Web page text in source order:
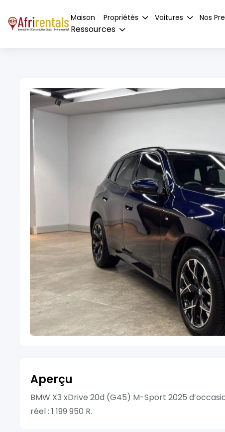
Maison Propriétés Voitures Nos
Ressources
Aperçu
BMW X3 xDrive 20d (G45) M-Sport 2025
réel : 1 199 950 R.